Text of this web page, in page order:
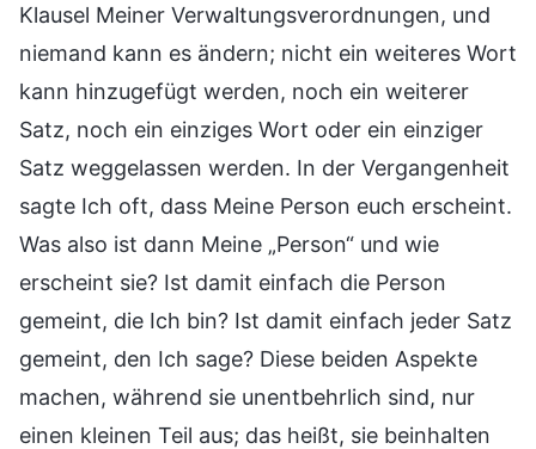
Klausel Meiner Verwaltungsverordnungen, und
niemand kann es ändern; nicht ein weiteres Wort
kann hinzugefügt werden, noch ein weiterer
Satz, noch ein einziges Wort oder ein einziger
Satz weggelassen werden. In der Vergangenheit
sagte Ich oft, dass Meine Person euch erscheint.
Was also ist dann Meine „Person“ und wie
erscheint sie? Ist damit einfach die Person
gemeint, die Ich bin? Ist damit einfach jeder Satz
gemeint, den Ich sage? Diese beiden Aspekte
machen, während sie unentbehrlich sind, nur
einen kleinen Teil aus; das heißt, sie beinhalten